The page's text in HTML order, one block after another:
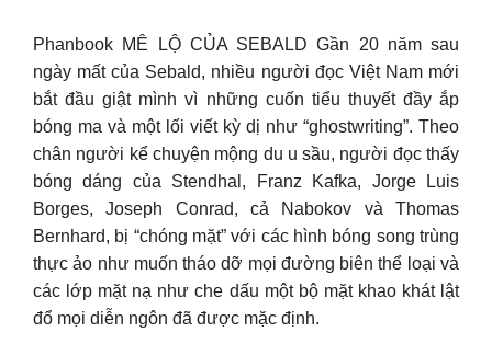
Phanbook MÊ LỘ CỦA SEBALD Gần 20 năm sau
ngày mất của Sebald, nhiều người đọc Việt Nam mới
bắt đầu giật mình vì những cuốn tiểu thuyết đầy ắp
bóng ma và một lối viết kỳ dị như “ghostwriting”. Theo
chân người kể chuyện mộng du u sầu, người đọc thấy
bóng dáng của Stendhal, Franz Kafka, Jorge Luis
Borges, Joseph Conrad, cả Nabokov và Thomas
Bernhard, bị “chóng mặt” với các hình bóng song trùng
thực ảo như muốn tháo dỡ mọi đường biên thể loại và
các lớp mặt nạ như che dấu một bộ mặt khao khát lật
đổ mọi diễn ngôn đã được mặc định.